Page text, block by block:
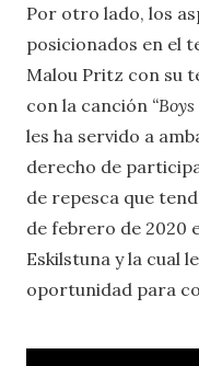
Por otro lado, los
posicionados en el
Malou Pritz con su
con la canción
les ha servido a
derecho de
de repesca que
de febrero de 2020
Eskilstuna y la cual
oportunidad para